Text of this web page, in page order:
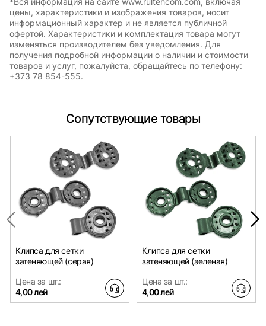
цены, характеристики и изображения товаров, носит
информационный характер и не является публичной
офертой. Характеристики и комплектация товара могут
изменяться производителем без уведомления. Для
получения подробной информации о наличии и стоимости
товаров и услуг, пожалуйста, обращайтесь по телефону:
+373 78 854-555.
Сопутствующие товары
Клипса для сетки
затеняющей (серая)
Цена за шт.:
4,00 лей
Клипса для сетки
затеняющей (зеленая)
Цена за шт.:
4,00 лей